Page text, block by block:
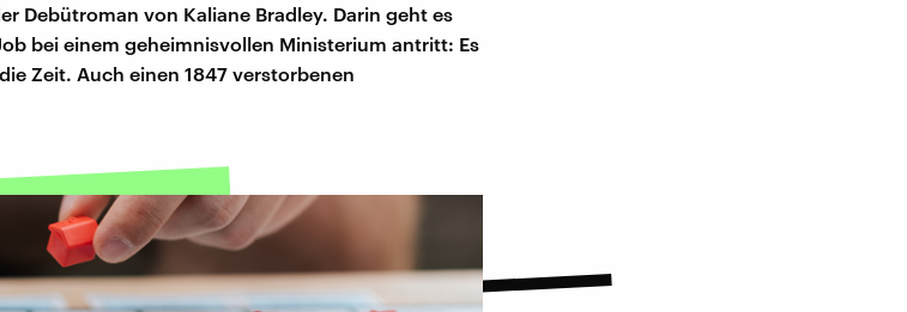
Debütroman von Kaliane Bradley. Darin geht es
bei einem geheimnisvollen Ministerium antritt: Es
Zeit. Auch einen 1847 verstorbenen